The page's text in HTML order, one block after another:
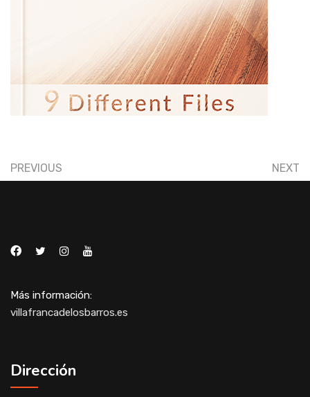
PREVIOUS NEXT
Más información:
villafrancadelosbarros.es
Dirección